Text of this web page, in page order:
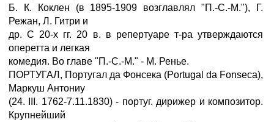
Б. К. Коклен (в 1895-1909 возглавлял "П.-С.-M."), Г.
Режан, Л. Гитри и
др. С 20-х гг. 20 в. в репертуаре т-ра утверждаются
оперетта и легкая
комедия. Во главе "П.-С.-М." - М. Ренье.
ПОРТУГАЛ, Португал да Фонсека (Portugal da Fonseca),
Маркуш Антониу
(24. III. 1762-7.11.1830) - португ. дирижер и композитор.
Крупнейший